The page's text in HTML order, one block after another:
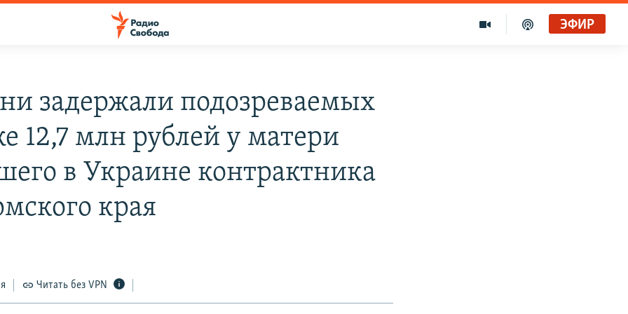
ЭФИР
задержали подозреваемых
12,7 млн рублей у матери
в Украине контрактника
края
Читать без VPN